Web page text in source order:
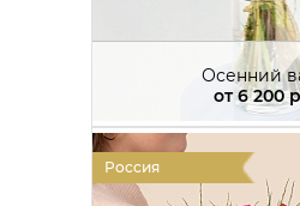
Осенний
от6 200
Россия